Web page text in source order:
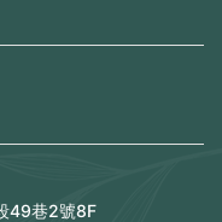
49巷2號8F